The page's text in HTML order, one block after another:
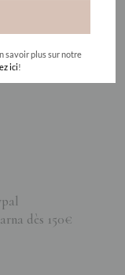
écoute +33 5
dès 150€
savoir plus sur notre
ici!